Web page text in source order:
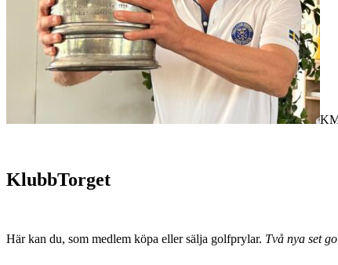
KlubbTorget
Här kan du, som medlem köpa eller sälja golfprylar. Två nya set